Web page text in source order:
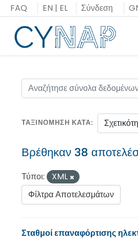
Μεταπήδηση
στο
περιεχόμενο
FAQ EN | EL Σύνδεση
ΤΑΞΙΝΌΜΗΣΗ ΚΑΤΆ
Βρέθηκαν 38
Τύποι:
XML
Φίλτρα Αποτελεσμάτων
Σταθμοί επαναφόρτισης